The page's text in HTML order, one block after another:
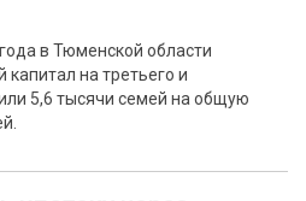
в Тюменской области
на третьего и
5,6 тысячи семей на общую